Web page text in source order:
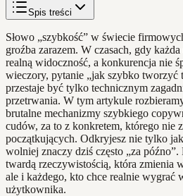
Spis treści
Słowo „szybkość” w świecie
groźba zarazem. W czasach, gdy
realną widoczność, a konkurencja nie
wieczory, pytanie „jak szybko tworzyć
przestaje być tylko technicznym
przetrwania. W tym artykule
brutalne mechanizmy szybkiego
cudów, za to z konkretem, którego nie
początkujących. Odkryjesz nie tylko
wolniej znaczy dziś często „za
twardą rzeczywistością, która zmienia
ale i każdego, kto chce realnie wygrać
użytkownika.